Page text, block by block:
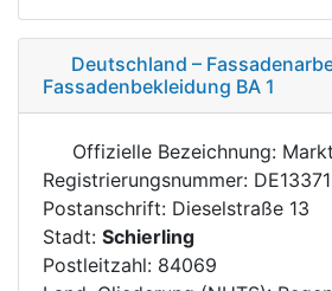
Deutschland –
Fassadenbekleidung BA 1
Offizielle Bezeichnung: Markt
Registrierungsnummer:
Postanschrift: Dieselstraße 13
Stadt: Schierling
Postleitzahl: 84069